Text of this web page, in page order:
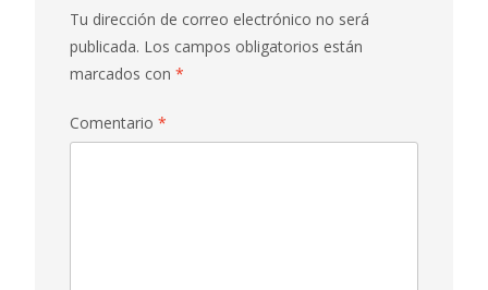
Tu dirección de correo electrónico no será
publicada. Los campos obligatorios están
marcados con *
Comentario *